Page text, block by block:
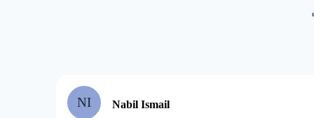
NI Nabil Ismail